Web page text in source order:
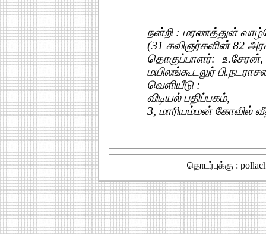
நன்றி : மரணத்துள்
(31 கவிஞர்களின் 82
தொகுப்பாளர்:
மயிலங்கூடலுர்
வெளியீடு :
விடியல் பதிப்பகம்,
3, மாரியம்மன் கோவில்
தொடர்புக்கு :